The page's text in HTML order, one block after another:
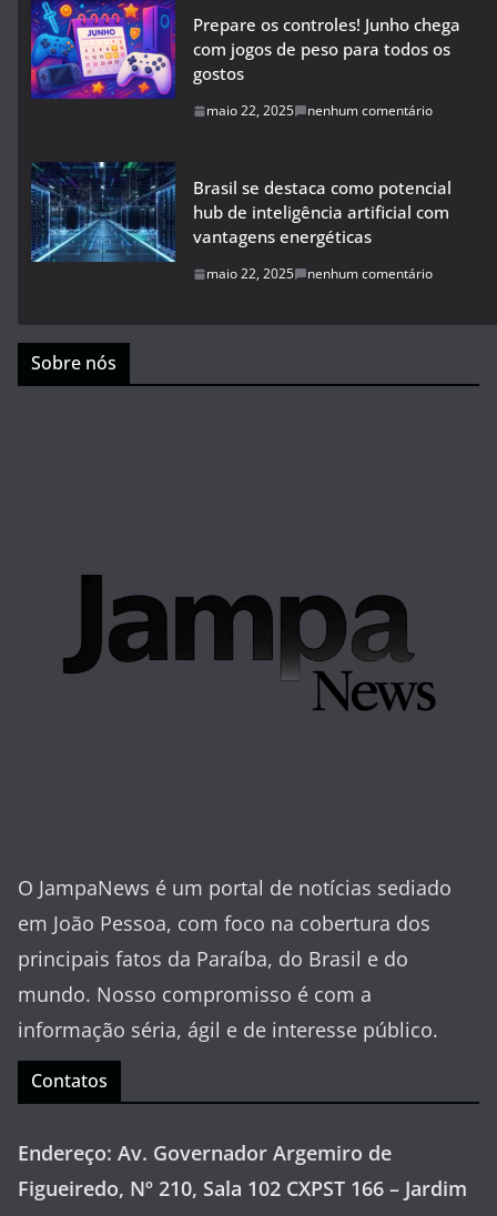
Prepare os controles! Junho chega
com jogos de peso para todos os
gostos
maio 22, 2025 nenhum comentário
Brasil se destaca como potencial
hub de inteligência artificial com
vantagens energéticas
maio 22, 2025 nenhum comentário
Sobre nós
O JampaNews é um portal de notícias sediado
em João Pessoa, com foco na cobertura dos
principais fatos da Paraíba, do Brasil e do
mundo. Nosso compromisso é com a
informação séria, ágil e de interesse público.
Contatos
Endereço: Av. Governador Argemiro de
Figueiredo, Nº 210, Sala 102 CXPST 166 – Jardim